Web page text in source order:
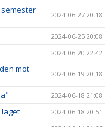
semester
2024-06-27 20:18
2024-06-25 20:08
2024-06-20 22:42
mot
2024-06-19 20:18
2024-06-18 21:08
laget 2024-06-18 20:51